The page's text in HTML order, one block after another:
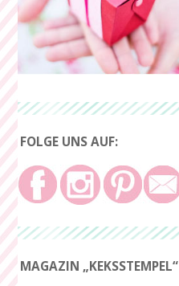
FOLGE UNS AUF:
MAGAZIN „KEKSSTEMPEL“